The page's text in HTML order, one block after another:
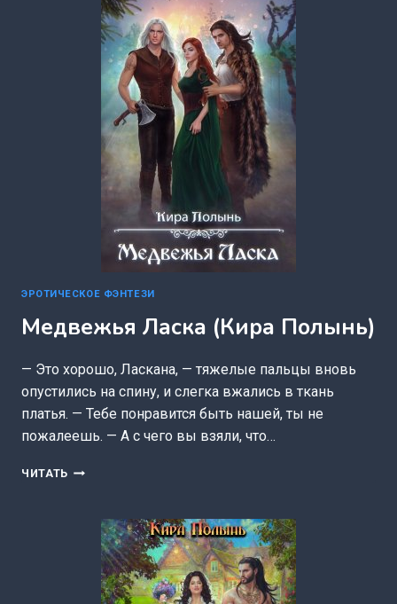
ЭРОТИЧЕСКОЕ ФЭНТЕЗИ
Медвежья Ласка (Кира Полынь)
— Это хорошо, Ласкана, — тяжелые пальцы вновь
опустились на спину, и слегка вжались в ткань
платья. — Тебе понравится быть нашей, ты не
пожалеешь. — А с чего вы взяли, что…
ЧИТАТЬ МЕДВЕЖЬЯ
ПОЛЫНЬ)